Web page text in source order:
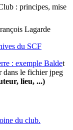
: principes, mise
Lagarde
du SCF
: exemple Baldet
le fichier jpeg
lieu, ...)
du club.